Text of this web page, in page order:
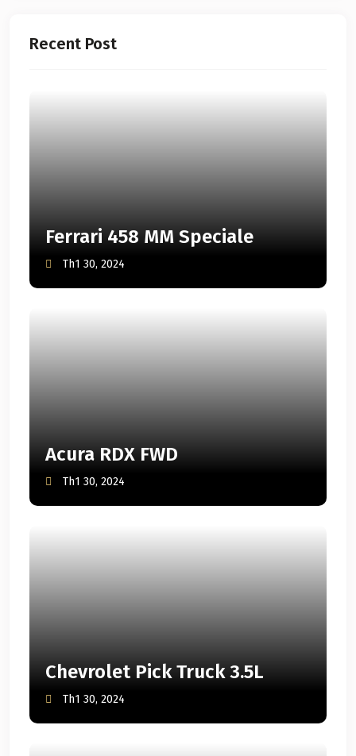
Recent Post
Ferrari 458 MM Speciale
Th1 30, 2024
Acura RDX FWD
Th1 30, 2024
Chevrolet Pick Truck 3.5L
Th1 30, 2024